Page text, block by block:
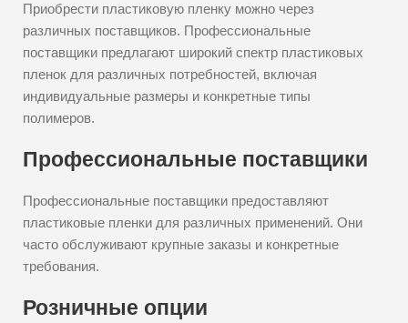
Приобрести пластиковую пленку можно через
различных поставщиков. Профессиональные
поставщики предлагают широкий спектр пластиковых
пленок для различных потребностей, включая
индивидуальные размеры и конкретные типы
полимеров.
Профессиональные поставщики
Профессиональные поставщики предоставляют
пластиковые пленки для различных применений. Они
часто обслуживают крупные заказы и конкретные
требования.
Розничные опции